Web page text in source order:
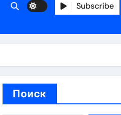
мест отдыха
Subscribe
Поиск